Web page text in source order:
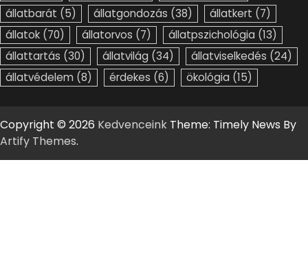
állatbarát (5) állatgondozás (38) állatkert (7)
állatok (70) állatorvos (7) állatpszichológia (13)
állattartás (30) állatvilág (34) állatviselkedés (24)
állatvédelem (8) érdekes (6) ökológia (15)
Copyright © 2026 Kedvenceink Theme: Timely News By
Artify Themes.